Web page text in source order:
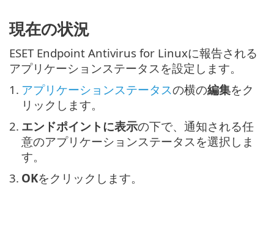
現在の状況
ESET Endpoint Antivirus for Linuxに報告される
アプリケーションステータスを設定します。
1. アプリケーションステータスの横の編集をク
リックします。
2. エンドポイントに表示の下で、通知される任
意のアプリケーションステータスを選択しま
す。
3. OKをクリックします。